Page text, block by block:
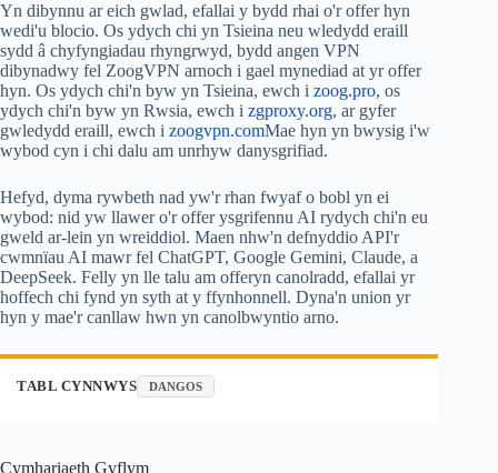
Yn dibynnu ar eich gwlad, efallai y bydd rhai o'r offer hyn
wedi'u blocio. Os ydych chi yn Tsieina neu wledydd eraill
sydd â chyfyngiadau rhyngrwyd, bydd angen VPN
dibynadwy fel ZoogVPN arnoch i gael mynediad at yr offer
hyn. Os ydych chi'n byw yn Tsieina, ewch i zoog.pro, os
ydych chi'n byw yn Rwsia, ewch i zgproxy.org, ar gyfer
gwledydd eraill, ewch i zoogvpn.comMae hyn yn bwysig i'w
wybod cyn i chi dalu am unrhyw danysgrifiad.
Hefyd, dyma rywbeth nad yw'r rhan fwyaf o bobl yn ei
wybod: nid yw llawer o'r offer ysgrifennu AI rydych chi'n eu
gweld ar-lein yn wreiddiol. Maen nhw'n defnyddio API'r
cwmnïau AI mawr fel ChatGPT, Google Gemini, Claude, a
DeepSeek. Felly yn lle talu am offeryn canolradd, efallai yr
hoffech chi fynd yn syth at y ffynhonnell. Dyna'n union yr
hyn y mae'r canllaw hwn yn canolbwyntio arno.
TABL CYNNWYS DANGOS
Cymhariaeth Gyflym